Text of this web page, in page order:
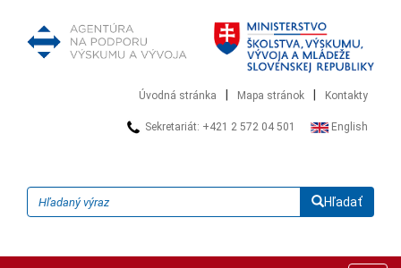
Úvodná stránka Mapa stránok Kontakty
Sekretariát: +421 2 572 04 501 English
Hľadať